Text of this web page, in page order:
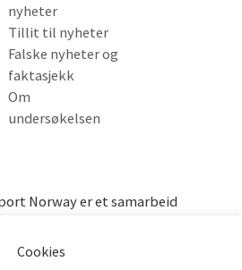
nyheter
Tillit til nyheter
Falske nyheter og
faktasjekk
Om
undersøkelsen
Norway er et samarbeid
Cookies